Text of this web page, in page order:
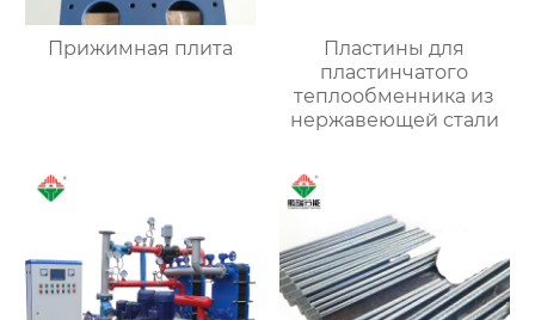
Прижимная плита
Пластины для
пластинчатого
теплообменника из
нержавеющей стали